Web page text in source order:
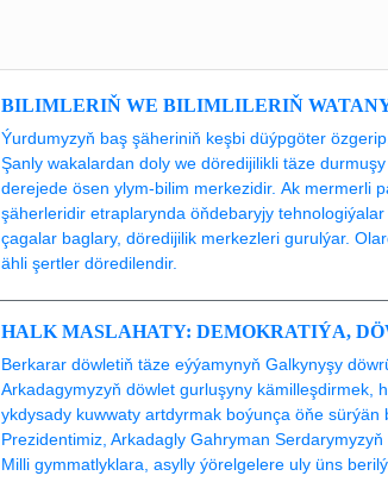
BILIMLERIŇ WE BILIMLILERIŇ
Ýurdumyzyň baş şäheriniň keşbi düýpgöter
Şanly wakalardan doly we döredijilikli täze
derejede ösen ylym-bilim merkezidir. Ak mermerli
şäherleridir etraplarynda öňdebaryjy
çagalar baglary, döredijilik merkezleri gurulýar.
ähli şertler döredilendir.
HALK MASLAHATY: DEMOKRATIÝA,
Berkarar döwletiň täze eýýamynyň Galkynyşy
Arkadagymyzyň döwlet gurluşyny kämilleşdirmek,
ykdysady kuwwaty artdyrmak boýunça öňe
Prezidentimiz, Arkadagly Gahryman
Milli gymmatlyklara, asylly ýörelgelere uly üns